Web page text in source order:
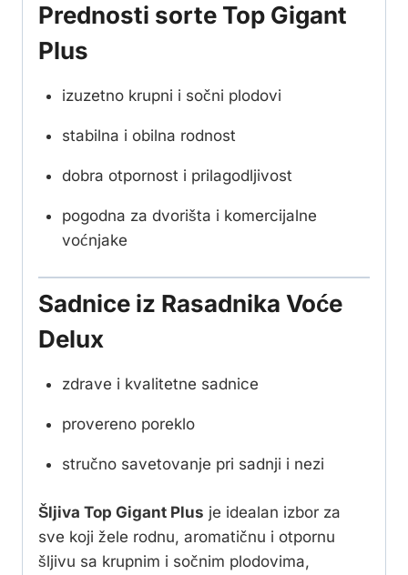
Prednosti sorte Top Gigant
Plus
izuzetno krupni i sočni plodovi
stabilna i obilna rodnost
dobra otpornost i prilagodljivost
pogodna za dvorišta i komercijalne
voćnjake
Sadnice iz Rasadnika Voće
Delux
zdrave i kvalitetne sadnice
provereno poreklo
stručno savetovanje pri sadnji i nezi
Šljiva Top Gigant Plus je idealan izbor za
sve koji žele rodnu, aromatičnu i otpornu
šljivu sa krupnim i sočnim plodovima,